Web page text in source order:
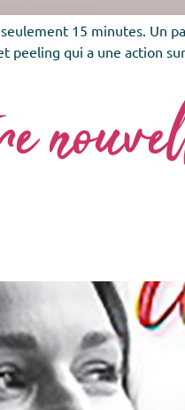
15 minutes. Un
peeling qui a une action